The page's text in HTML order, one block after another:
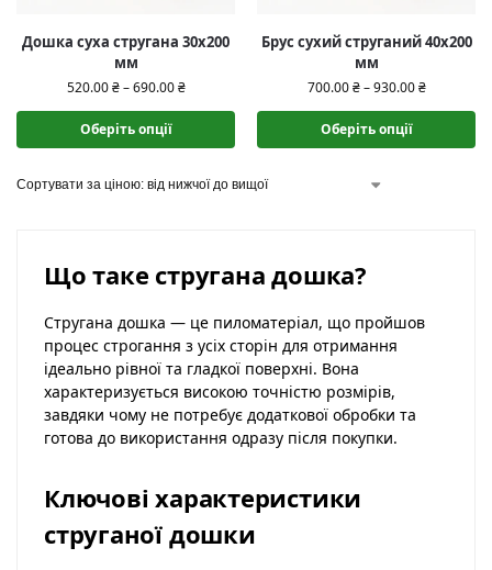
Дошка суха стругана 30х200
мм
520.00₴ – 690.00₴
Оберіть опції
Брус сухий струганий 40х200
мм
700.00₴ – 930.00₴
Оберіть опції
Що таке стругана дошка?
Стругана дошка — це пиломатеріал, що пройшов
процес строгання з усіх сторін для отримання
ідеально рівної та гладкої поверхні. Вона
характеризується високою точністю розмірів,
завдяки чому не потребує додаткової обробки та
готова до використання одразу після покупки.
Ключові характеристики
струганої дошки